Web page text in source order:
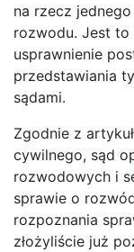
na rzecz
rozwodu. Jest to
usprawnienie
przedstawiania
sądami.
Zgodnie z
cywilnego, sąd
rozwodowych i
sprawie o
rozpoznania
złożyliście już